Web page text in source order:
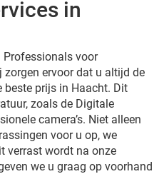
in
Professionals voor
zorgen ervoor dat u altijd de
beste prijs in Haacht. Dit
zoals de Digitale
camera’s. Niet alleen
voor u op, we
verrast wordt na onze
we u graag op voorhand